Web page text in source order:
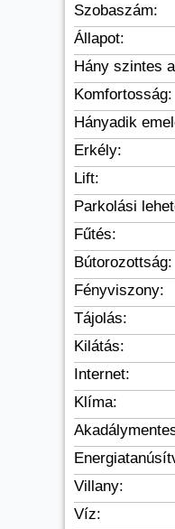
Szobaszám:
Állapot:
Hány szintes
Komfortosság:
Hányadik
Erkély:
Lift:
Parkolási
Fűtés:
Bútorozottság:
Fényviszony:
Tájolás:
Kilátás:
Internet:
Klíma:
Villany:
Víz: